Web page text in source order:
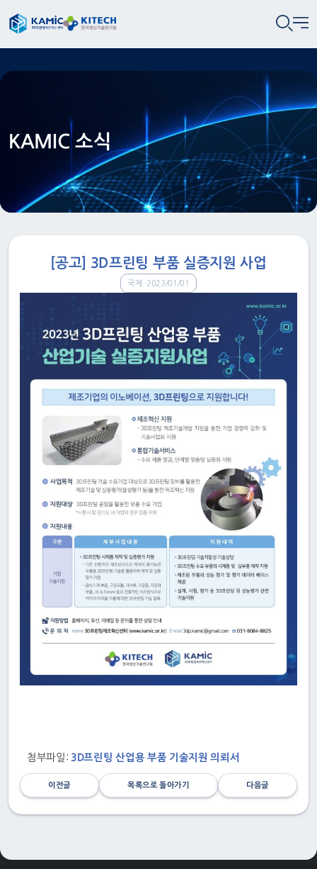
KAMIC 소식
[공고] 3D프린팅 부품 실증지원 사업
국제 2023/01/01
첨부파일: 3D프린팅 산업용 부품 기술지원 의뢰서
이전글 목록으로 돌아가기 다음글